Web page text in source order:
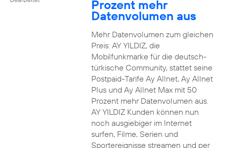
Prozent mehr
Datenvolumen aus
Mehr Datenvolumen zum gleichen
Preis: AY YILDIZ, die
Mobilfunkmarke für die deutsch-
türkische Community, stattet seine
Postpaid-Tarife Ay Allnet, Ay Allnet
Plus und Ay Allnet Max mit 50
Prozent mehr Datenvolumen aus.
AY YILDIZ Kunden können nun
noch ausgiebiger im Internet
surfen, Filme, Serien und
Sportereignisse streamen und per